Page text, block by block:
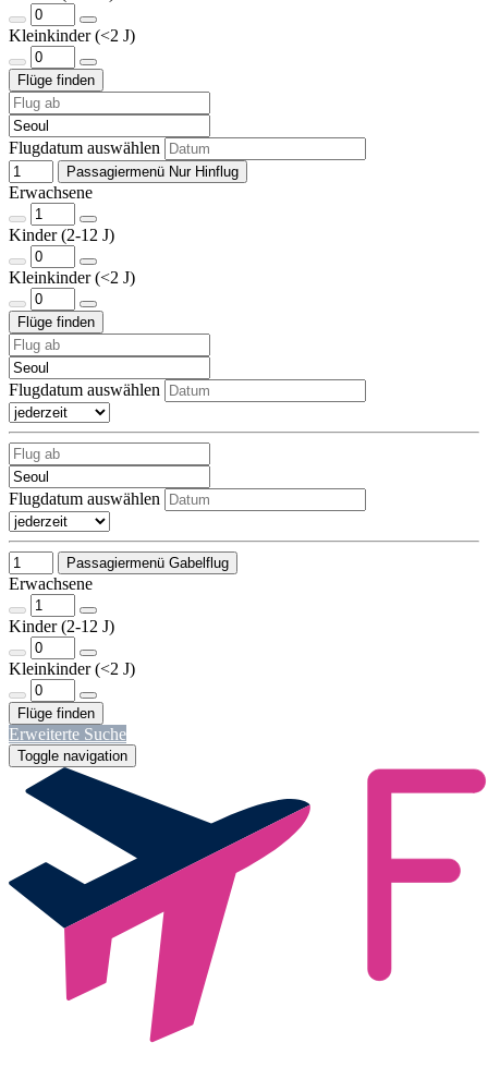
Kleinkinder (<2 J)
Flugdatum auswählen
Passagiermenü Nur Hinflug
Erwachsene
Kinder (2-12 J)
Kleinkinder (<2 J)
Flugdatum auswählen
Flugdatum auswählen
Passagiermenü Gabelflug
Erwachsene
Kinder (2-12 J)
Kleinkinder (<2 J)
Erweiterte Suche
Toggle navigation